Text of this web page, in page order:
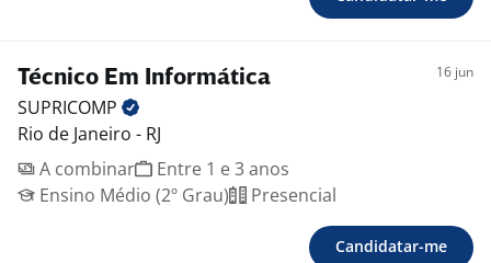
Técnico Em Informática 16 jun
SUPRICOMP
Rio de Janeiro - RJ
A combinar
Entre 1 e 3 anos
Ensino Médio (2º Grau)
Presencial
Candidatar-me